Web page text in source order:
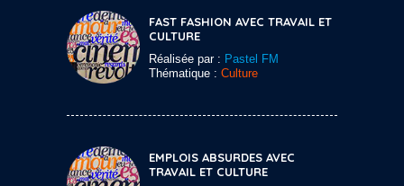
FAST FASHION AVEC TRAVAIL ET
CULTURE
Réalisée par : Pastel FM
Thématique : Culture
EMPLOIS ABSURDES AVEC
TRAVAIL ET CULTURE